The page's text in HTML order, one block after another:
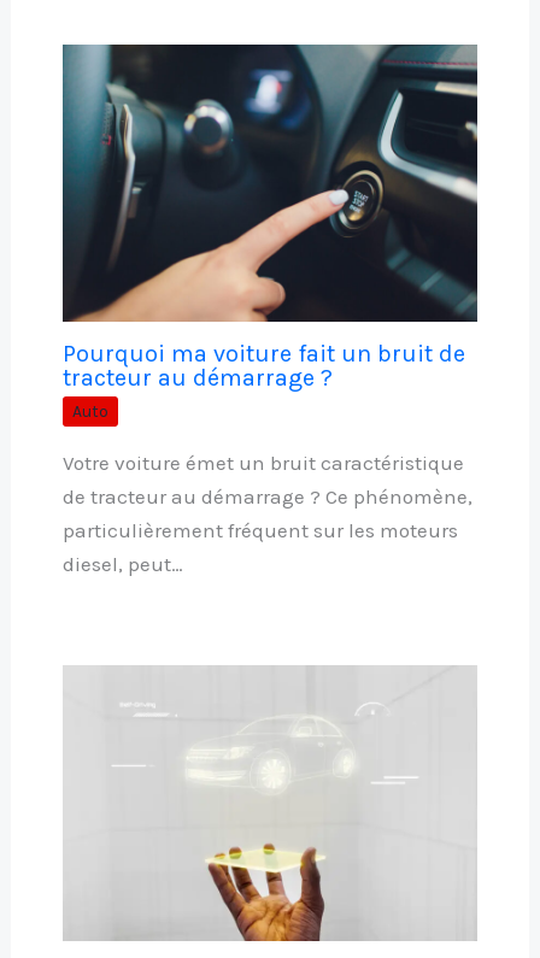
Pourquoi ma voiture fait un bruit de
tracteur au démarrage ?
Auto
Votre voiture émet un bruit caractéristique
de tracteur au démarrage ? Ce phénomène,
particulièrement fréquent sur les moteurs
diesel, peut…